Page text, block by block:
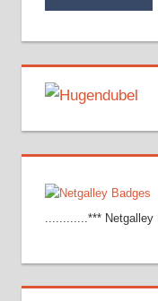
............***